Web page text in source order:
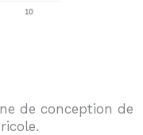
de conception de